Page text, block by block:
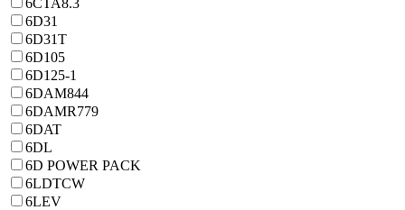
6D31
6D31T
6D105
6D125-1
6DAM844
6DAMR779
6DAT
6DL
6D POWER PACK
6LDTCW
6LEV